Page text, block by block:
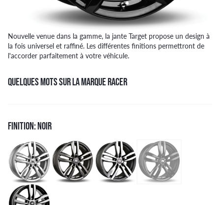
Nouvelle venue dans la gamme, la jante Target propose un design à
la fois universel et raffiné. Les différentes finitions permettront de
l'accorder parfaitement à votre véhicule.
QUELQUES MOTS SUR LA MARQUE RACER
FINITION: NOIR